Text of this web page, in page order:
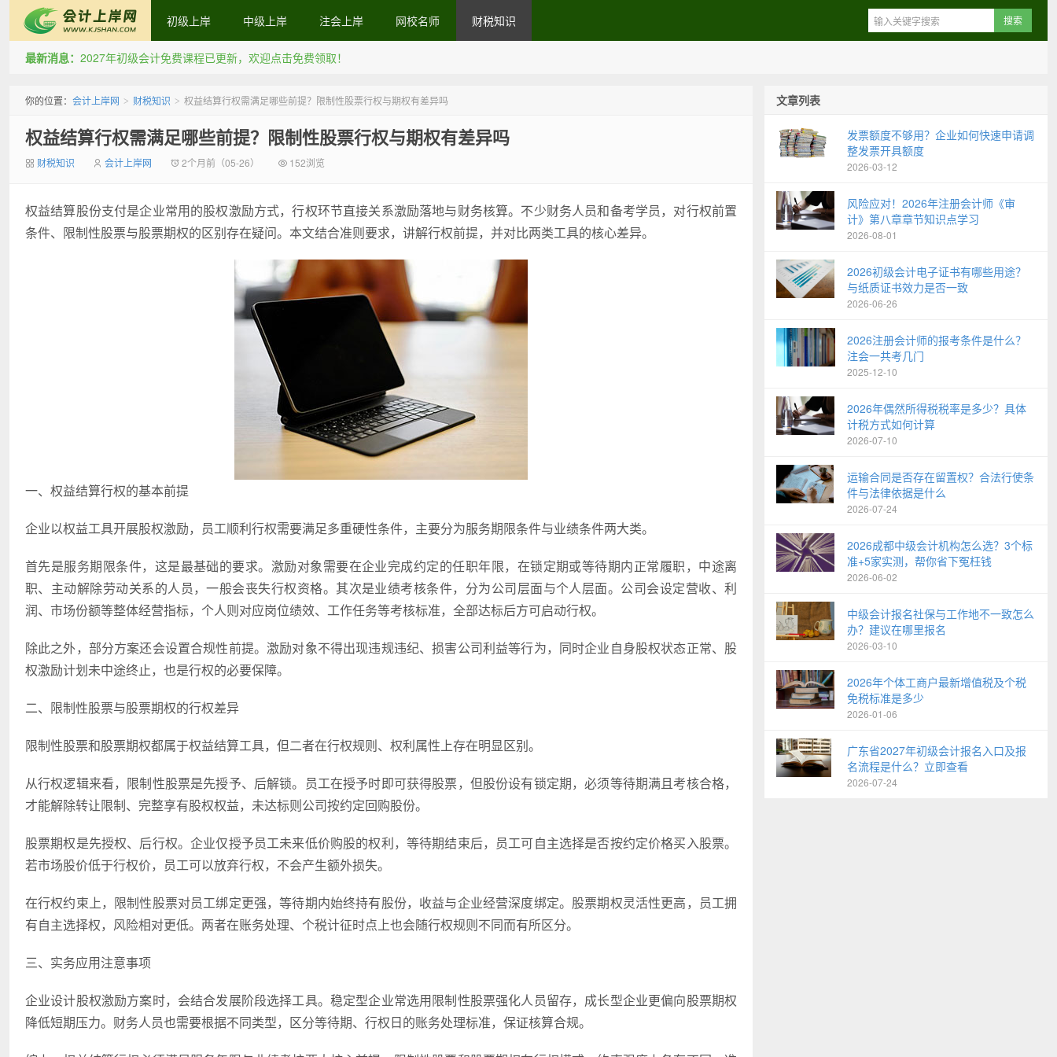
初级上岸 中级上岸 注会上岸 网校名师 财税知识
最新消息： 2027年初级会计免费课程已更新，欢迎点击免费领取！
你的位置： 会计上岸网 > 财税知识 > 权益结算行权需满足哪些前提？限制性股票行权与期权有差异吗
权益结算行权需满足哪些前提？限制性股票行权与期权有差异吗
财税知识 会计上岸网 2个月前（05-26） 152浏览
权益结算股份支付是企业常用的股权激励方式，行权环节直接关系激励落地与财务核算。不少财务人员和备考学员，对行权前置
条件、限制性股票与股票期权的区别存在疑问。本文结合准则要求，讲解行权前提，并对比两类工具的核心差异。
一、权益结算行权的基本前提
企业以权益工具开展股权激励，员工顺利行权需要满足多重硬性条件，主要分为服务期限条件与业绩条件两大类。
首先是服务期限条件，这是最基础的要求。激励对象需要在企业完成约定的任职年限，在锁定期或等待期内正常履职，中途离
职、主动解除劳动关系的人员，一般会丧失行权资格。其次是业绩考核条件，分为公司层面与个人层面。公司会设定营收、利
润、市场份额等整体经营指标，个人则对应岗位绩效、工作任务等考核标准，全部达标后方可启动行权。
除此之外，部分方案还会设置合规性前提。激励对象不得出现违规违纪、损害公司利益等行为，同时企业自身股权状态正常、股
权激励计划未中途终止，也是行权的必要保障。
二、限制性股票与股票期权的行权差异
限制性股票和股票期权都属于权益结算工具，但二者在行权规则、权利属性上存在明显区别。
从行权逻辑来看，限制性股票是先授予、后解锁。员工在授予时即可获得股票，但股份设有锁定期，必须等待期满且考核合格，
才能解除转让限制、完整享有股权权益，未达标则公司按约定回购股份。
股票期权是先授权、后行权。企业仅授予员工未来低价购股的权利，等待期结束后，员工可自主选择是否按约定价格买入股票。
若市场股价低于行权价，员工可以放弃行权，不会产生额外损失。
在行权约束上，限制性股票对员工绑定更强，等待期内始终持有股份，收益与企业经营深度绑定。股票期权灵活性更高，员工拥
有自主选择权，风险相对更低。两者在账务处理、个税计征时点上也会随行权规则不同而有所区分。
三、实务应用注意事项
企业设计股权激励方案时，会结合发展阶段选择工具。稳定型企业常选用限制性股票强化人员留存，成长型企业更偏向股票期权
降低短期压力。财务人员也需要根据不同类型，区分等待期、行权日的账务处理标准，保证核算合规。
文章列表
发票额度不够用？企业如何快速申请调
整发票开具额度
2026-03-12
风险应对！2026年注册会计师《审
计》第八章章节知识点学习
2026-08-01
2026初级会计电子证书有哪些用途？
与纸质证书效力是否一致
2026-06-26
2026注册会计师的报考条件是什么？
注会一共考几门
2025-12-10
2026年偶然所得税税率是多少？具体
计税方式如何计算
2026-07-10
运输合同是否存在留置权？合法行使条
件与法律依据是什么
2026-07-24
2026成都中级会计机构怎么选？3个标
准+5家实测，帮你省下冤枉钱
2026-06-02
中级会计报名社保与工作地不一致怎么
办？建议在哪里报名
2026-03-10
2026年个体工商户最新增值税及个税
免税标准是多少
2026-01-06
广东省2027年初级会计报名入口及报
名流程是什么？立即查看
2026-07-24